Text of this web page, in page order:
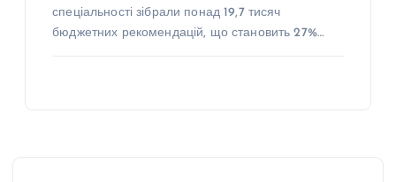
спеціальності зібрали понад 19,7 тисяч
бюджетних рекомендацій, що становить 27%…